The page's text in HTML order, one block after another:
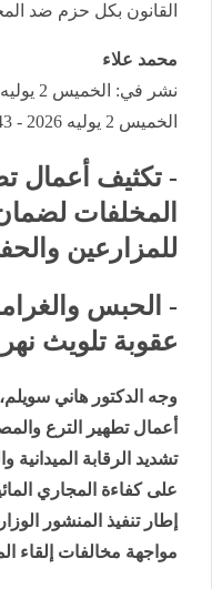
القانون بكل حزم ضد
محمد علاء
الخميس 2 يوليه 2026 - 11:43 ص
- تكثيف أعمال
المخلفات
للمزارعين
عقوبة تلويث نهر
وجه الدكتور هاني سويلم،
أعمال تطهير الترع
تشديد الرقابة
على كفاءة المجاري
مواجهة مخالفات إلقاء